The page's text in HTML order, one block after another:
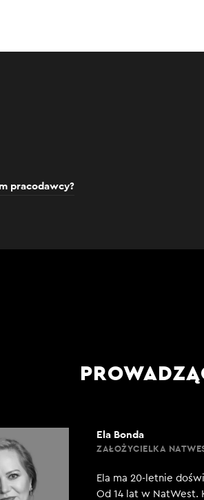
pracodawcy?
Ela Bonda
ZAŁOŻYCIELKA
Ela ma 20-letnie
Od 14 lat w NatWest.